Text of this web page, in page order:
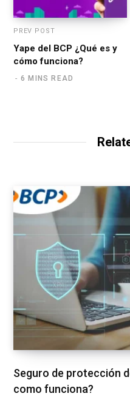
PREV POST
Yape del BCP ¿Qué es y
cómo funciona?
6 MINS READ
Seguro de protección
como funciona?